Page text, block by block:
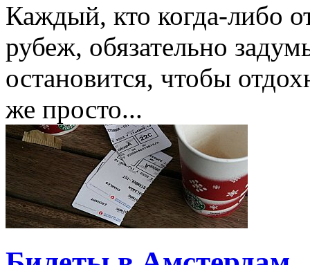
Каждый, кто когда-либо
рубеж, обязательно
остановится, чтобы
же просто...